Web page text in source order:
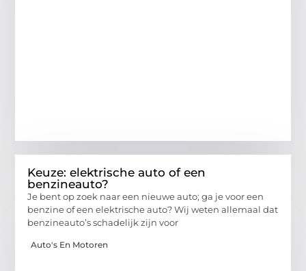
Keuze: elektrische auto of een
benzineauto?
Je bent op zoek naar een nieuwe auto; ga je voor een
benzine of een elektrische auto? Wij weten allemaal dat
benzineauto’s schadelijk zijn voor
Auto's En Motoren